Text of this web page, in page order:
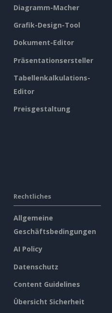
Diagramm-Macher
Grafik-Design-Tool
Dokument-Editor
Präsentationsersteller
Tabellenkalkulations-
Editor
Preisgestaltung
Rechtliches
Allgemeine
Geschäftsbedingungen
AI Policy
Datenschutz
Content Guidelines
Übersicht Sicherheit